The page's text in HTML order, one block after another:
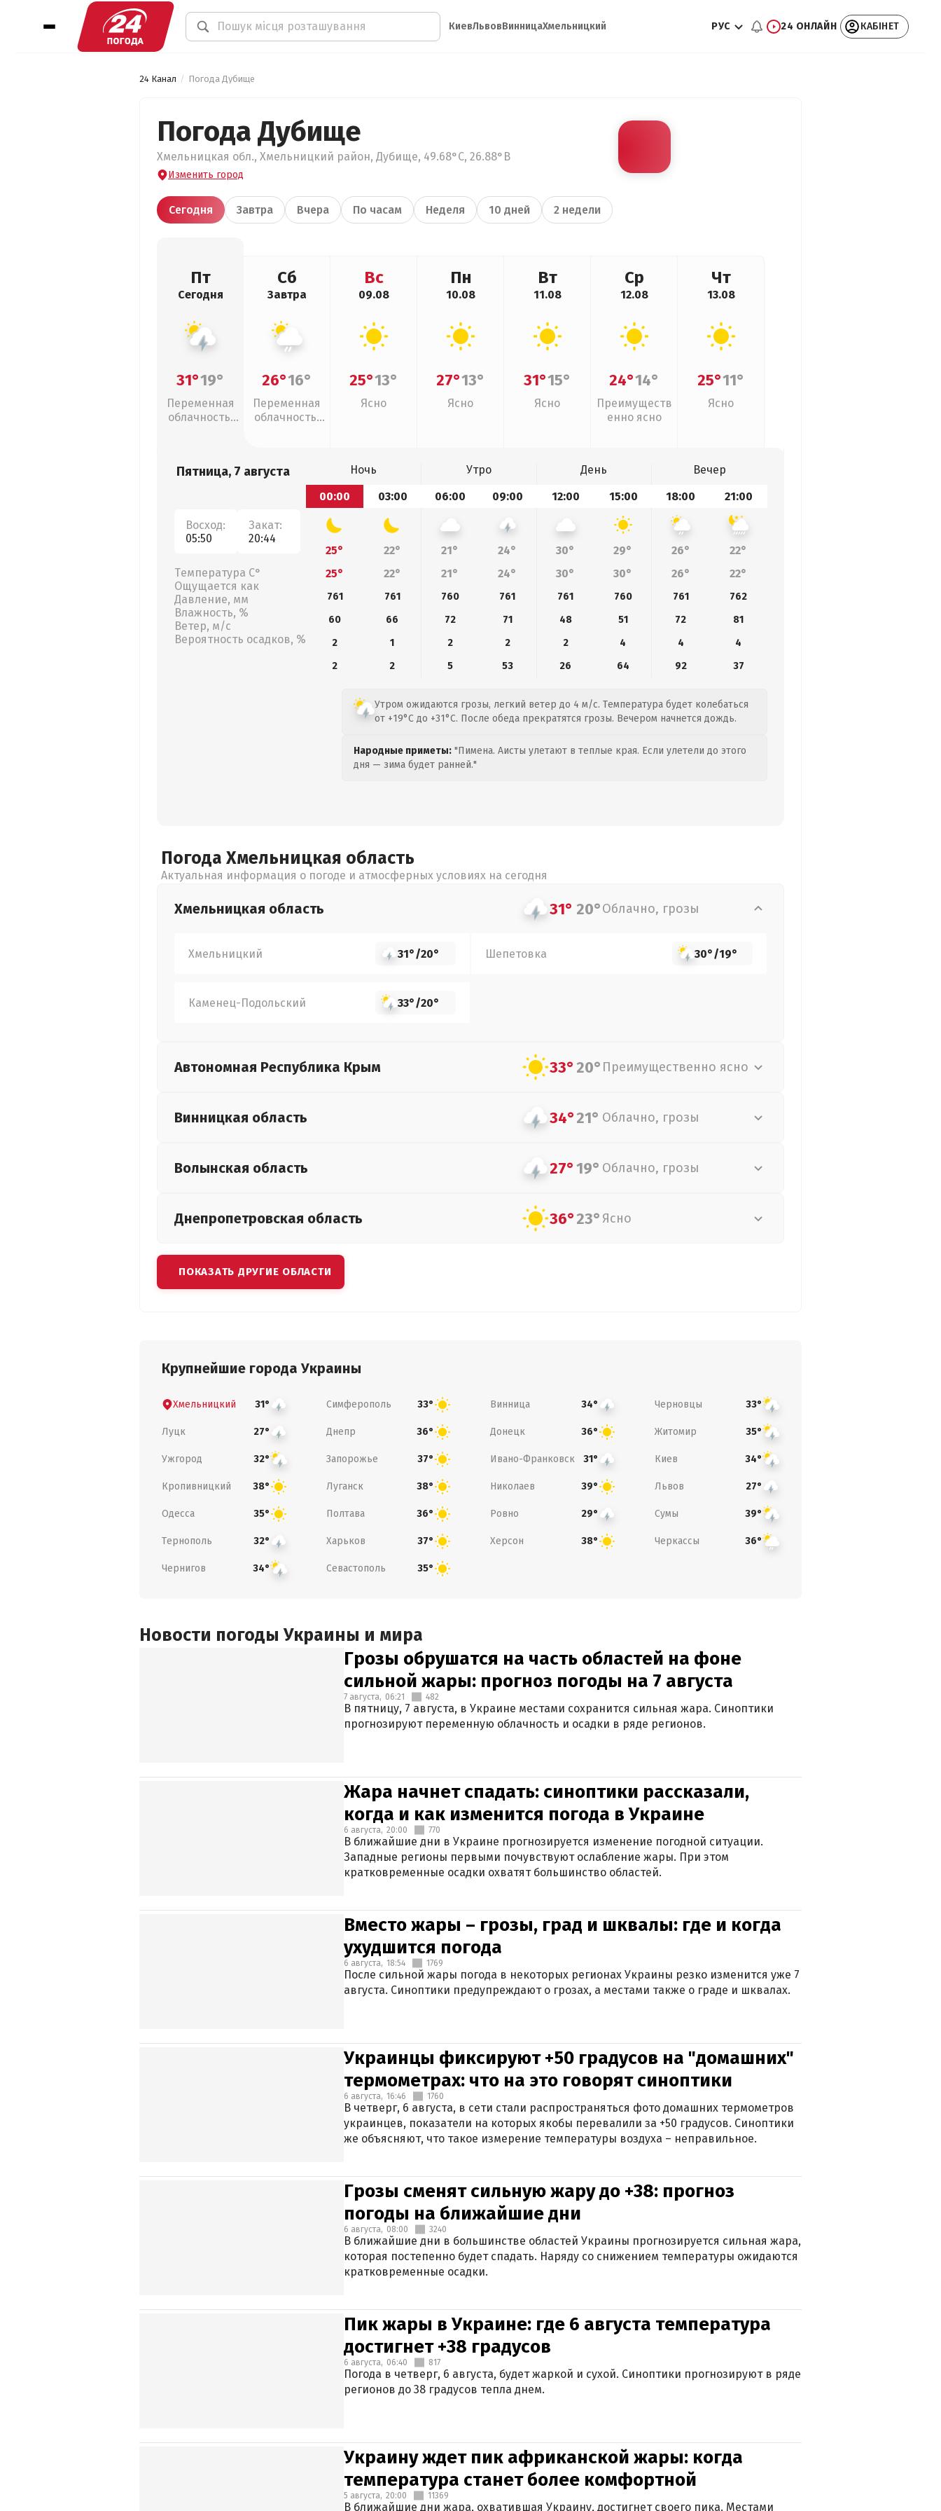
КиевЛьвовВинницаХмельницкий РУС 24 ОНЛАЙН КАБІНЕТ
24 Канал Погода Дубище
Погода Дубище
Хмельницкая обл., Хмельницкий район, Дубище, 49.68°С, 26.88°В
Изменить город
Сегодня Завтра Вчера По часам Неделя 10 дней 2 недели
Пт
Сегодня
31°19°
Переменная
облачность,
Сб
Завтра
26°16°
Переменная
облачность,
Вс
09.08
25°13°
Ясно
Пн
10.08
27°13°
Ясно
Вт
11.08
31°15°
Ясно
Ср
12.08
24°14°
Преимуществ
енно ясно
Чт
13.08
25°11°
Ясно
Пятница, 7 августа
Восход:
05:50
Закат:
20:44
Температура С°
Ощущается как
Давление, мм
Влажность, %
Ветер, м/с
Вероятность осадков, %
Ночь Утро День
Вечер
00:00
03:00 06:00 09:00 12:00 15:00 18:00 21:00
25° 22° 21° 24° 30° 29° 26°
22°
25°
22° 21° 24° 30° 30° 26° 22°
761 761 760 761 761 760 761
762
60
66 72 71 48 51 72
81
2
1 2 2 2 4 4
4
2
2 5 53 26 64 92 37
Утром ожидаются грозы, легкий ветер до 4 м/с. Температура будет колебаться
от +19°C до +31°C. После обеда прекратятся грозы. Вечером начнется дождь.
Народные приметы: "Пимена. Аисты улетают в теплые края. Если улетели до этого
дня — зима будет ранней."
Погода Хмельницкая область
Актуальная информация о погоде и атмосферных условиях на сегодня
Хмельницкая область 31° 20°Облачно, грозы
Хмельницкий 31°/20° Шепетовка 30°/19°
Каменец-Подольский 33°/20°
Автономная Республика Крым 33°20° Преимущественно ясно
Винницкая область 34°21° Облачно, грозы
Волынская область 27°19° Облачно, грозы
Днепропетровская область 36°23° Ясно
ПОКАЗАТЬ ДРУГИЕ ОБЛАСТИ
Крупнейшие города Украины
Хмельницкий 31° Симферополь 33° Винница 34° Черновцы 33°
Луцк 27° Днепр 36° Донецк 36° Житомир 35°
Ужгород 32° Запорожье 37° Ивано-Франковск 31° Киев 34°
Кропивницкий 38° Луганск 38° Николаев 39° Львов 27°
Одесса 35° Полтава 36° Ровно 29° Сумы 39°
Тернополь 32° Харьков 37° Херсон 38° Черкассы 36°
Чернигов 34° Севастополь 35°
Новости погоды Украины и мира
Грозы обрушатся на часть областей на фоне
сильной жары: прогноз погоды на 7 августа
7 августа, 06:21 482
В пятницу, 7 августа, в Украине местами сохранится сильная жара. Синоптики
прогнозируют переменную облачность и осадки в ряде регионов.
Жара начнет спадать: синоптики рассказали,
когда и как изменится погода в Украине
6 августа, 20:00 770
В ближайшие дни в Украине прогнозируется изменение погодной ситуации.
Западные регионы первыми почувствуют ослабление жары. При этом
кратковременные осадки охватят большинство областей.
Вместо жары – грозы, град и шквалы: где и когда
ухудшится погода
6 августа, 18:54 1769
После сильной жары погода в некоторых регионах Украины резко изменится уже 7
августа. Синоптики предупреждают о грозах, а местами также о граде и шквалах.
Украинцы фиксируют +50 градусов на "домашних"
термометрах: что на это говорят синоптики
6 августа, 16:46 1760
В четверг, 6 августа, в сети стали распространяться фото домашних термометров
украинцев, показатели на которых якобы перевалили за +50 градусов. Синоптики
же объясняют, что такое измерение температуры воздуха – неправильное.
Грозы сменят сильную жару до +38: прогноз
погоды на ближайшие дни
6 августа, 08:00 3240
В ближайшие дни в большинстве областей Украины прогнозируется сильная жара,
которая постепенно будет спадать. Наряду со снижением температуры ожидаются
кратковременные осадки.
Пик жары в Украине: где 6 августа температура
достигнет +38 градусов
6 августа, 06:40 817
Погода в четверг, 6 августа, будет жаркой и сухой. Синоптики прогнозируют в ряде
регионов до 38 градусов тепла днем.
Украину ждет пик африканской жары: когда
температура станет более комфортной
5 августа, 20:00 11369
В ближайшие дни жара, охватившая Украину, достигнет своего пика. Местами